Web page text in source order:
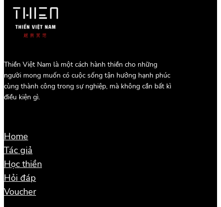
Thiền Việt Nam là một cách hành thiền cho những
người mong muốn có cuộc sống tận hưởng hạnh phúc
cùng thành công trong sự nghiệp, mà không cần bất kì
điều kiện gì.
Home
Tác giả
Học thiền
Hỏi đáp
Voucher